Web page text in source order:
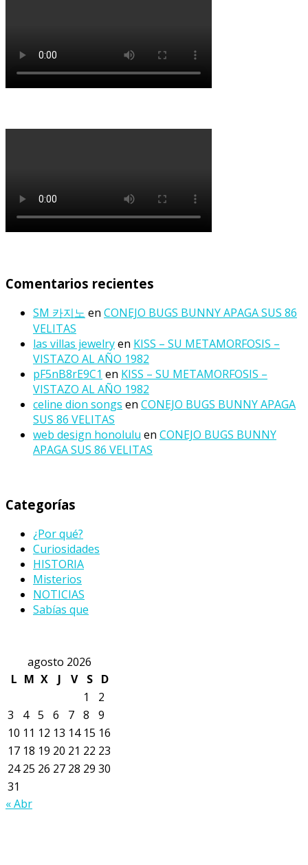
Comentarios recientes
SM 카지노 en CONEJO BUGS BUNNY APAGA SUS 86
VELITAS
las villas jewelryen KISS – SU METAMORFOSIS –
VISTAZO AL AÑO 1982
pF5nB8rE9C1 en KISS – SU METAMORFOSIS –
VISTAZO AL AÑO 1982
celine dion songs en CONEJO BUGS BUNNY APAGA
SUS 86 VELITAS
web design honolulu en CONEJO BUGS BUNNY
APAGA SUS 86 VELITAS
Categorías
¿Por qué?
Curiosidades
HISTORIA
Misterios
NOTICIAS
Sabías que
agosto 2026
L M X J V S
D
1
2
3
4 5 6 7 8
9
10 11 12 13 14 15 16
17 18 19 20 21 22 23
24 25 26 27 28 29 30
31
« Abr